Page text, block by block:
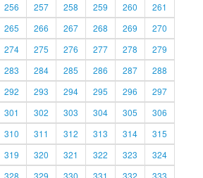
256 257 258 259 260
261
265 266 267 268 269
270
274 275 276 277 278
279
283 284 285 286 287
288
292 293 294 295 296
297
301 302 303 304 305
306
310 311 312 313 314
315
319 320 321 322 323
324
328 329 330 331 332 333